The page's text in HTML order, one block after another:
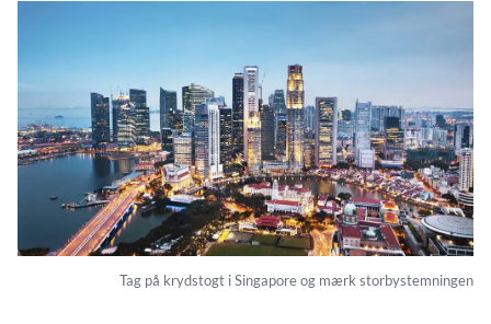
Tag på krydstogt i Singapore og mærk storbystemningen